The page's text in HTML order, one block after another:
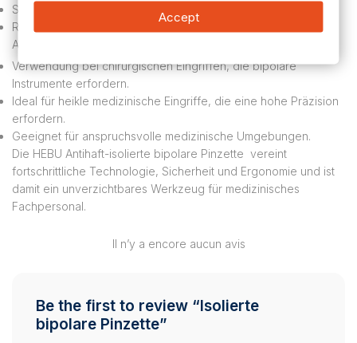
Sterilisation: Beständig gegen eine Temperatur von 134°C.
Robuste Materialien: Erhöhte Haltbarkeit und Zuverlässigkeit.
Anträge:
Verwendung bei chirurgischen Eingriffen, die bipolare
Instrumente erfordern.
Ideal für heikle medizinische Eingriffe, die eine hohe Präzision
erfordern.
Geeignet für anspruchsvolle medizinische Umgebungen.
Die HEBU Antihaft-isolierte bipolare Pinzette vereint
fortschrittliche Technologie, Sicherheit und Ergonomie und ist
damit ein unverzichtbares Werkzeug für medizinisches
Fachpersonal.
Il n’y a encore aucun avis
Be the first to review “Isolierte
bipolare Pinzette”
Accept